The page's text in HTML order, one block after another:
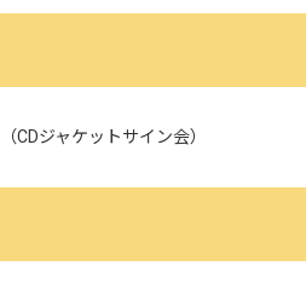
CDジャケットサイン会）